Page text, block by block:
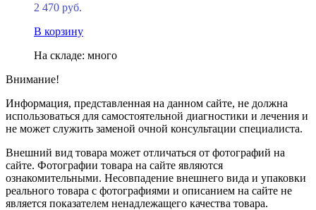
2 470 руб.
В корзину
На складе: много
Внимание!
Информация, представленная на данном сайте, не должна
использоваться для самостоятельной диагностики и лечения и
не может служить заменой очной консультации специалиста.
Внешний вид товара может отличаться от фотографий на
сайте. Фотографии товара на сайте являются
ознакомительными. Несовпадение внешнего вида и упаковки
реального товара с фотографиями и описанием на сайте не
является показателем ненадлежащего качества товара.